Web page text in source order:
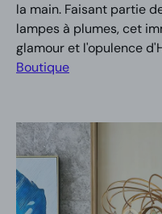
la main. Faisant partie
lampes à plumes, cet
glamour et l'opulence
Boutique